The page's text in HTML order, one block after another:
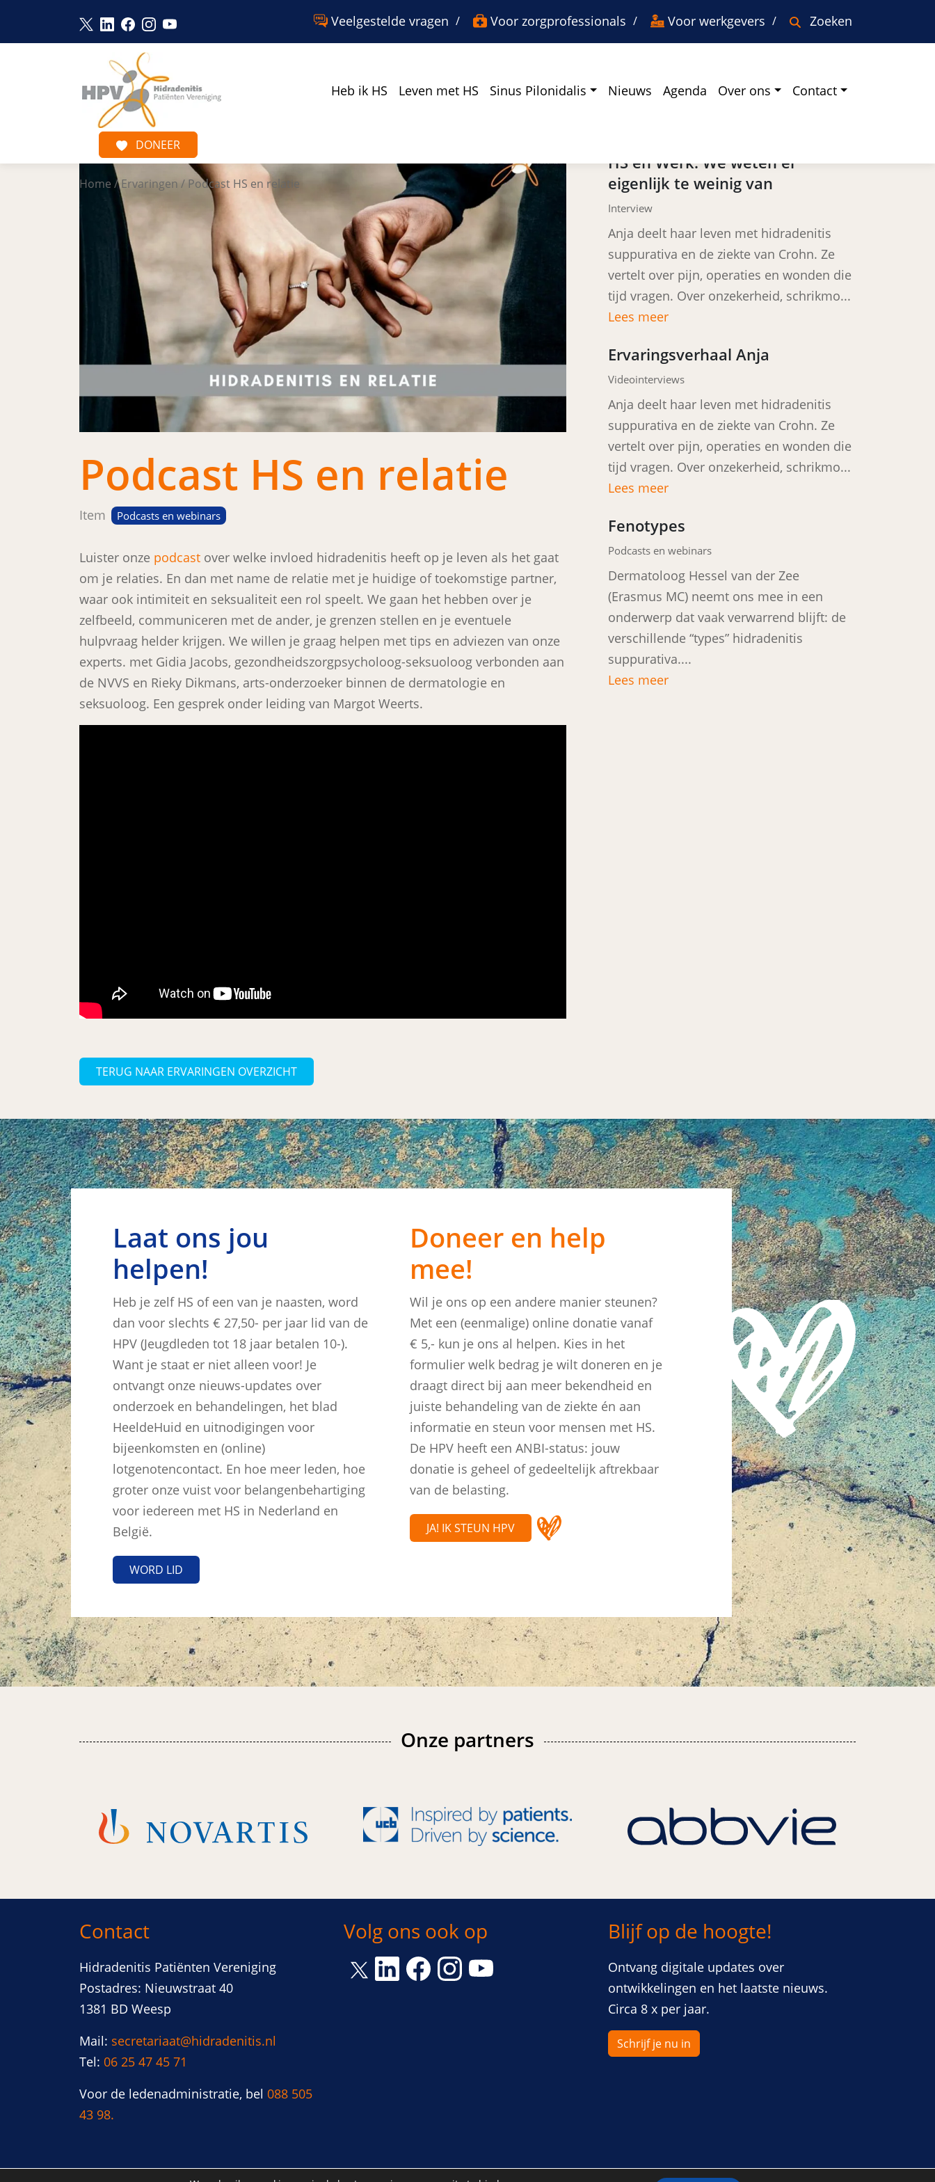
Link opent in een nieuw venster
Link opent in een nieuw venster
Link opent in een nieuw venster
Link opent in een nieuw venster
Link opent in een nieuw vensterVeelgestelde vragen Voor zorgprofessionals Voor werkgevers Zoeken
Heb ik HS Leven met HS Sinus Pilonidalis Nieuws Agenda Over ons Contact
DONEER
Home /Ervaringen / Podcast HS en relatie
Podcast HS en relatie
Item Podcasts en webinars
Luister onze podcast over welke invloed hidradenitis heeft op je leven als het gaat
om je relaties. En dan met name de relatie met je huidige of toekomstige partner,
waar ook intimiteit en seksualiteit een rol speelt. We gaan het hebben over je
zelfbeeld, communiceren met de ander, je grenzen stellen en je eventuele
hulpvraag helder krijgen. We willen je graag helpen met tips en adviezen van onze
experts. met Gidia Jacobs, gezondheidszorgpsycholoog-seksuoloog verbonden aan
de NVVS en Rieky Dikmans, arts-onderzoeker binnen de dermatologie en
seksuoloog. Een gesprek onder leiding van Margot Weerts.
TERUG NAAR ERVARINGEN OVERZICHT
HS en Werk: We weten er
eigenlijk te weinig van
Interview
Anja deelt haar leven met hidradenitis
suppurativa en de ziekte van Crohn. Ze
vertelt over pijn, operaties en wonden die
tijd vragen. Over onzekerheid, schrikmo...
Lees meer
Ervaringsverhaal Anja
Videointerviews
Anja deelt haar leven met hidradenitis
suppurativa en de ziekte van Crohn. Ze
vertelt over pijn, operaties en wonden die
tijd vragen. Over onzekerheid, schrikmo...
Lees meer
Fenotypes
Podcasts en webinars
Dermatoloog Hessel van der Zee
(Erasmus MC) neemt ons mee in een
onderwerp dat vaak verwarrend blijft: de
verschillende “types” hidradenitis
suppurativa....
Lees meer
Laat ons jou
helpen!
Heb je zelf HS of een van je naasten, word
dan voor slechts € 27,50- per jaar lid van de
HPV (Jeugdleden tot 18 jaar betalen 10-).
Want je staat er niet alleen voor! Je
ontvangt onze nieuws-updates over
onderzoek en behandelingen, het blad
HeeldeHuid en uitnodigingen voor
bijeenkomsten en (online)
lotgenotencontact. En hoe meer leden, hoe
groter onze vuist voor belangenbehartiging
voor iedereen met HS in Nederland en
België.
WORD LID
Doneer en help
mee!
Wil je ons op een andere manier steunen?
Met een (eenmalige) online donatie vanaf
€ 5,- kun je ons al helpen. Kies in het
formulier welk bedrag je wilt doneren en je
draagt direct bij aan meer bekendheid en
juiste behandeling van de ziekte én aan
informatie en steun voor mensen met HS.
De HPV heeft een ANBI-status: jouw
donatie is geheel of gedeeltelijk aftrekbaar
van de belasting.
JA! IK STEUN HPV
Onze partners
Contact
Hidradenitis Patiënten Vereniging
Postadres: Nieuwstraat 40
1381 BD Weesp
Mail: secretariaat@hidradenitis.nl
Tel: 06 25 47 45 71
Voor de ledenadministratie, bel 088 505
43 98.
Volg ons ook op
Link opent een nieuw venster
Link opent een nieuw venster
Link opent een nieuw venster
Link opent een nieuw venster
Link opent een nieuw venster
Blijf op de hoogte!
Ontvang digitale updates over
ontwikkelingen en het laatste nieuws.
Circa 8 x per jaar.
Schrijf je nu in